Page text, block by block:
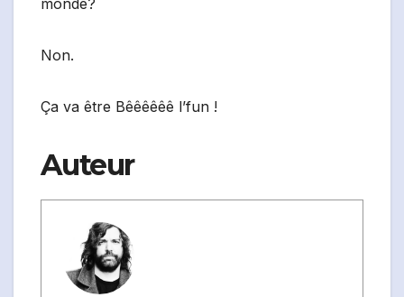
monde?
Non.
Ça va être Bêêêêêê l’fun !
Auteur